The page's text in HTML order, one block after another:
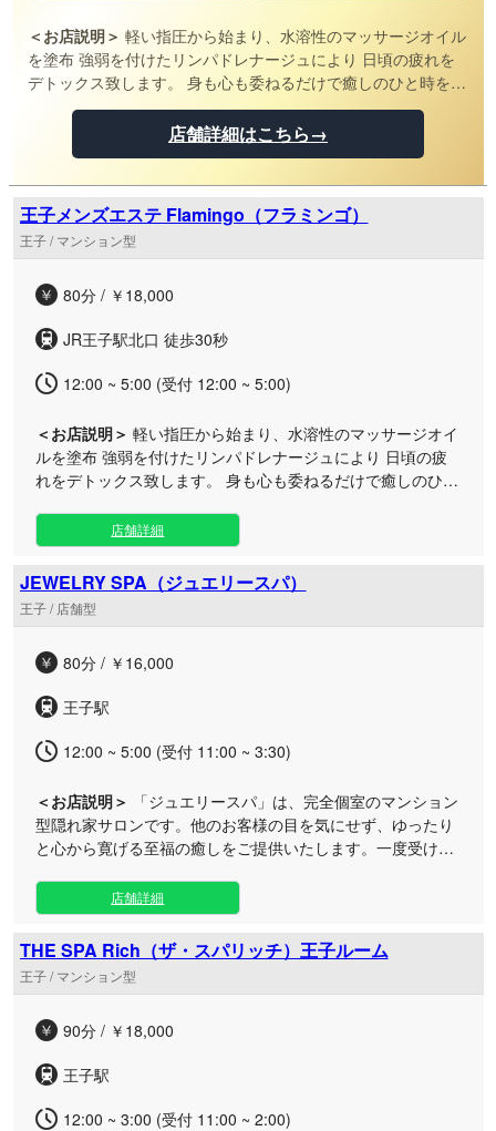
＜お店説明＞ 軽い指圧から始まり、水溶性のマッサージオイル
を塗布 強弱を付けたリンパドレナージュにより 日頃の疲れを
デトックス致します。 身も心も委ねるだけで癒しのひと時をお
過ごせます。 厳選に厳選したセラピスト、施術技術のみなら
ズエステ” の名に恥じないサービスを提供しております。
店舗詳細はこちら→
王子メンズエステ Flamingo（フラミンゴ）
王子 / マンション型
80分 / ￥18,000
JR王子駅北口 徒歩30秒
12:00 ~ 5:00 (受付 12:00 ~ 5:00)
＜お店説明＞ 軽い指圧から始まり、水溶性のマッサージオイ
ルを塗布 強弱を付けたリンパドレナージュにより 日頃の疲
れをデトックス致します。 身も心も委ねるだけで癒しのひと
みならず、 気遣いといった”おもてなし”に至るまで ”高級メ
ンズエステ” の名に恥じないサービスを提供しております。
店舗詳細
JEWELRY SPA（ジュエリースパ）
王子 / 店舗型
80分 / ￥16,000
王子駅
12:00 ~ 5:00 (受付 11:00 ~ 3:30)
＜お店説明＞
「ジュエリースパ」は、完全個室のマンション
型隠れ家サロンです。他のお客様の目を気にせず、ゆったり
と心から寛げる至福の癒しをご提供いたします。一度受けれ
ピストたちは、高い技術力と温かいおもてなしの心で、お客
様の日常の疲れを優しく解きほぐします。 「気づけばまた通
いたくなる」そんなリピーター様続出の感動のサービスを、
まずはぜひ一度ご体感ください。洗練されたプライベート空
間で、あなただけの特別な癒しのひとときをお約束いたしま
店舗詳細
THE SPA Rich（ザ・スパリッチ）王子ルーム
王子 / マンション型
90分 / ￥18,000
王子駅
12:00 ~ 3:00 (受付 11:00 ~ 2:00)